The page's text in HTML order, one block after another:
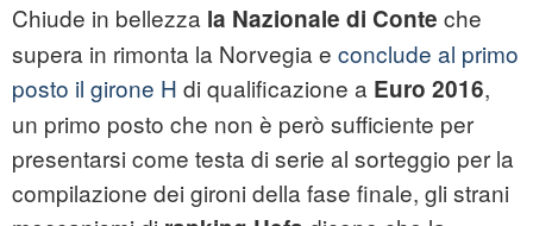
Chiude in bellezza la Nazionale di Conte che
supera in rimonta la Norvegia e conclude al primo
posto il girone H di qualificazione a Euro 2016,
un primo posto che non è però sufficiente per
presentarsi come testa di serie al sorteggio per la
compilazione dei gironi della fase finale, gli strani